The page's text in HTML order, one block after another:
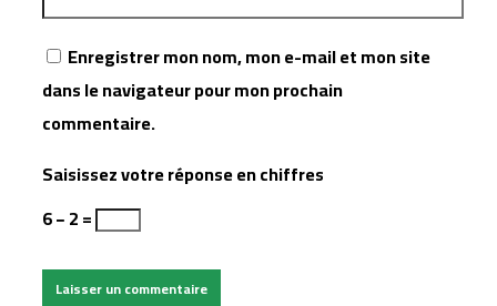
Enregistrer mon nom, mon e-mail et mon site
dans le navigateur pour mon prochain
commentaire.
Saisissez votre réponse en chiffres
6 − 2 =